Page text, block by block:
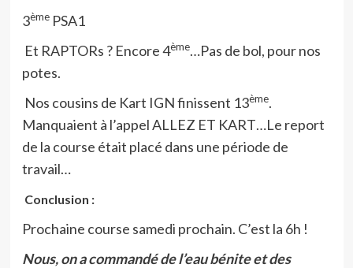
3èmePSA1
Et RAPTORs ? Encore 4ème…Pas de bol, pour nos
potes.
Nos cousins de Kart IGN finissent 13ème.
Manquaient à l’appel ALLEZ ET KART…Le report
de la course était placé dans une période de
travail…
Conclusion :
Prochaine course samedi prochain. C’est la 6h !
Nous, on a commandé de l’eau bénite et des